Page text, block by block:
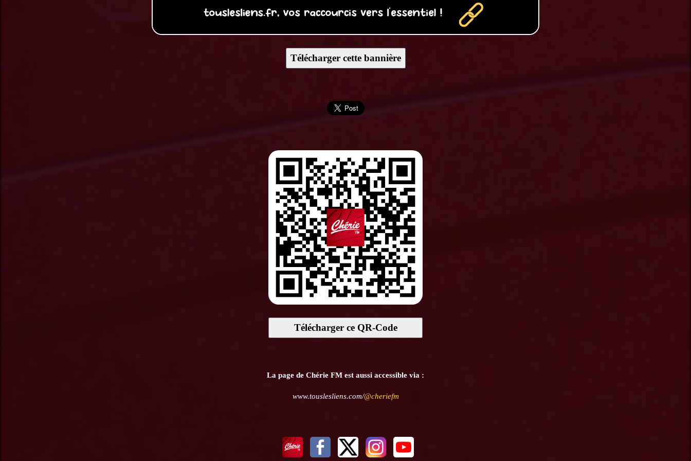
Télécharger cette bannière
Télécharger ce QR-Code
La page de Chérie FM est aussi accessible via :
www.touslesliens.com/@cheriefm